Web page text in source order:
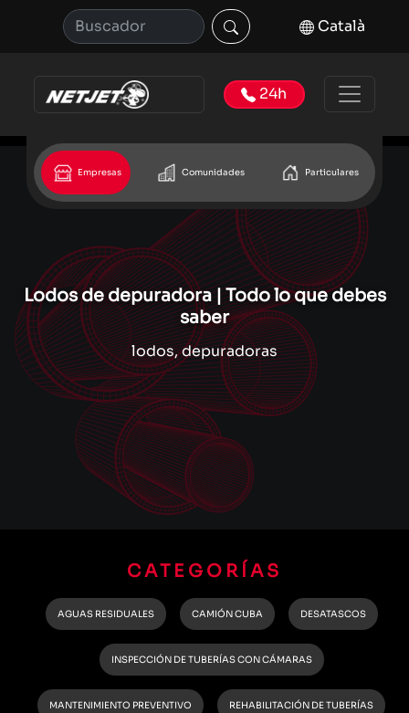
Català
24h
Empresas Comunidades Particulares
Lodos de depuradora | Todo lo que debes
saber
lodos, depuradoras
CATEGORÍAS
AGUAS RESIDUALES CAMIÓN CUBA DESATASCOS
INSPECCIÓN DE TUBERÍAS CON CÁMARAS
MANTENIMIENTO PREVENTIVO REHABILITACIÓN DE TUBERÍAS